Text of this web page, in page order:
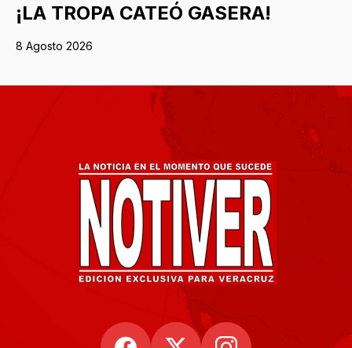
¡LA TROPA CATEÓ GASERA!
8 Agosto 2026